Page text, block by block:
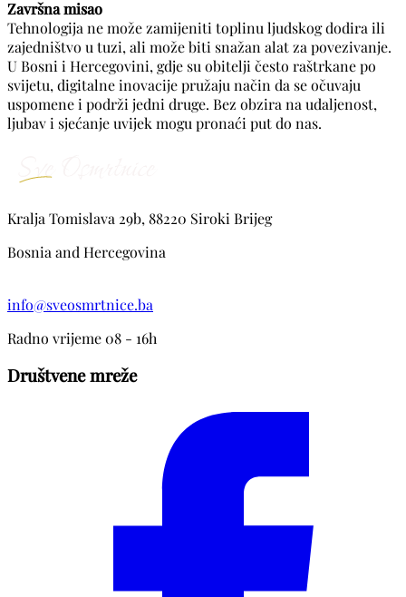
Završna misao
Tehnologija ne može zamijeniti toplinu ljudskog dodira ili
zajedništvo u tuzi, ali može biti snažan alat za povezivanje.
U Bosni i Hercegovini, gdje su obitelji često raštrkane po
svijetu, digitalne inovacije pružaju način da se očuvaju
uspomene i podrži jedni druge. Bez obzira na udaljenost,
ljubav i sjećanje uvijek mogu pronaći put do nas.
Kralja Tomislava 29b, 88220 Siroki Brijeg
Bosnia and Hercegovina
info@sveosmrtnice.ba
Radno vrijeme 08 - 16h
Društvene mreže